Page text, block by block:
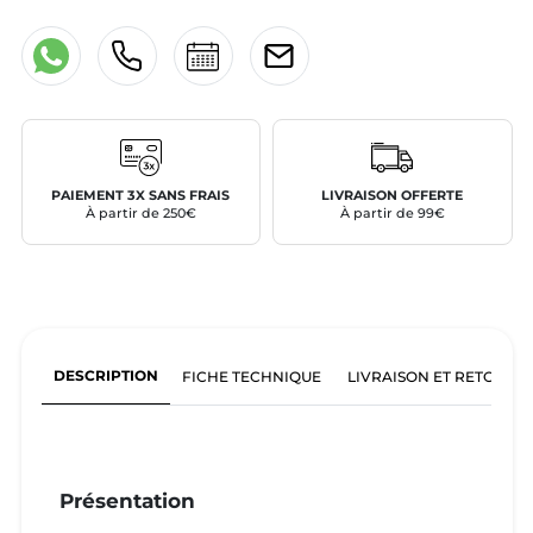
PAIEMENT 3X SANS FRAIS
À partir de 250€
LIVRAISON OFFERTE
À partir de 99€
DESCRIPTION FICHE TECHNIQUE LIVRAISON ET RETOURS
Présentation